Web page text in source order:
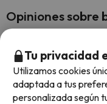
Opiniones sobre
Trustpilot
Tu privacidad
Utilizamos cookies
adaptada a tus
personalizada según